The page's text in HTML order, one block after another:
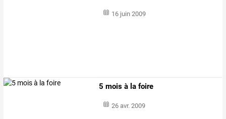
16 juin 2009
5 mois à la foire
26 avr. 2009